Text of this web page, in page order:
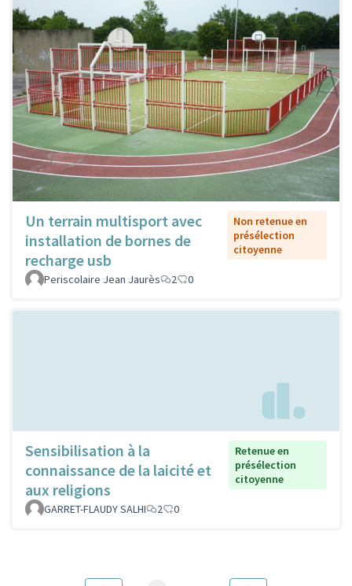
Un terrain multisport avec
installation de bornes de
recharge usb
Non retenue en
présélection
citoyenne
Periscolaire Jean Jaurès 2 0
Sensibilisation à la
connaissance de la laicité et
aux religions
Retenue en
présélection
citoyenne
GARRET-FLAUDY SALHI 2 0